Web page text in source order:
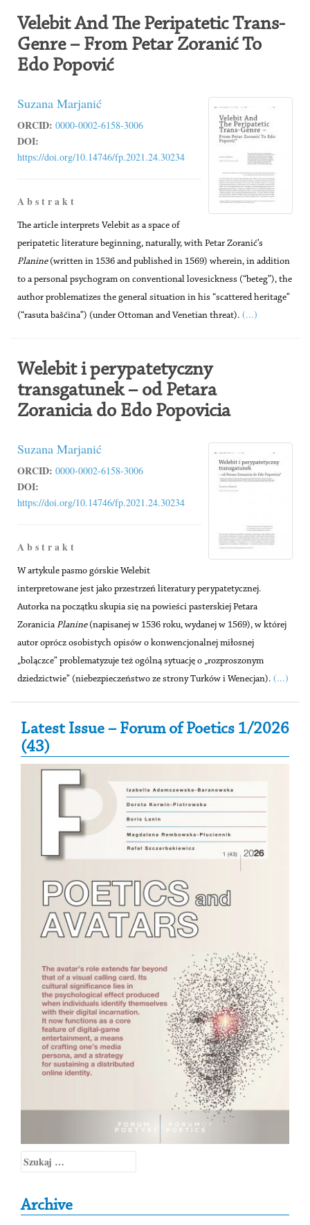
Velebit And The Peripatetic Trans-
Genre – From Petar Zoranić To
Edo Popović
Suzana Marjanić
ORCID: 0000-0002-6158-3006
DOI:
https://doi.org/10.14746/fp.2021.24.30234
A b s t r a k t
The article interprets Velebit as a space of
peripatetic literature beginning, naturally, with Petar Zoranić’s
Planine(written in 1536 and published in 1569) wherein, in addition
to a personal psychogram on conventional lovesickness (“beteg”), the
author problematizes the general situation in his “scattered heritage”
(“rasuta bašćina”) (under Ottoman and Venetian threat). (...)
Welebit i perypatetyczny
transgatunek – od Petara
Zoranicia do Edo Popovicia
Suzana Marjanić
ORCID: 0000-0002-6158-3006
DOI:
https://doi.org/10.14746/fp.2021.24.30234
A b s t r a k t
W artykule pasmo górskie Welebit
interpretowane jest jako przestrzeń literatury perypatetycznej.
Autorka na początku skupia się na powieści pasterskiej Petara
ZoraniciaPlanine(napisanej w 1536 roku, wydanej w 1569), w której
autor oprócz osobistych opisów o konwencjonalnej miłosnej
„bolączce” problematyzuje też ogólną sytuację o „rozproszonym
dziedzictwie” (niebezpieczeństwo ze strony Turków i Wenecjan). (...)
Secondary Sidebar
Latest Issue – Forum of Poetics 1/2026
(43)
Szukaj:
Archive